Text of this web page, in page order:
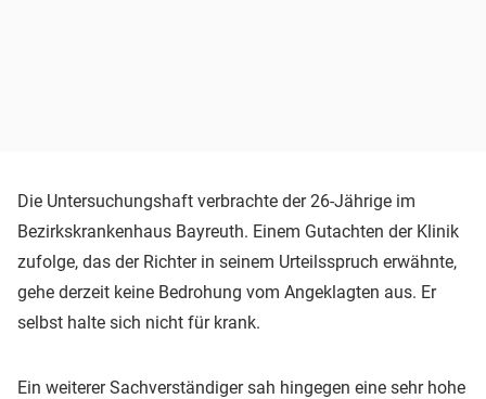
Die Untersuchungshaft verbrachte der 26-Jährige im
Bezirkskrankenhaus Bayreuth. Einem Gutachten der Klinik
zufolge, das der Richter in seinem Urteilsspruch erwähnte,
gehe derzeit keine Bedrohung vom Angeklagten aus. Er
selbst halte sich nicht für krank.
Ein weiterer Sachverständiger sah hingegen eine sehr hohe